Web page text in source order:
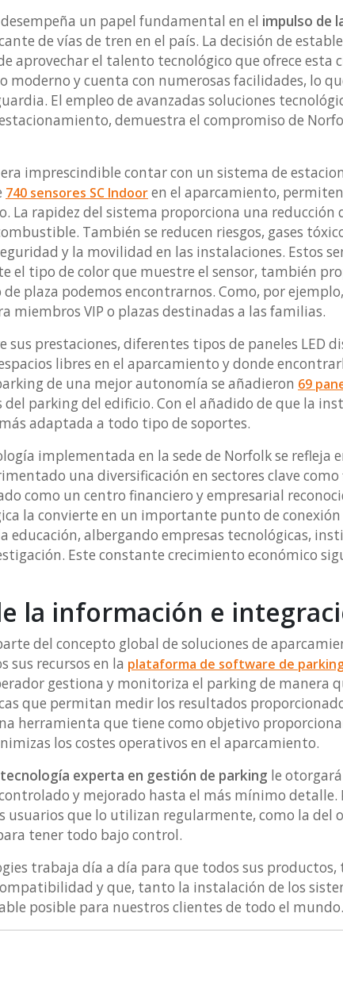
un papel fundamental en el impulso de
de vías de tren en el país. La decisión de
aprovechar el talento tecnológico que ofrece esta
moderno y cuenta con numerosas facilidades, lo
El empleo de avanzadas soluciones
demuestra el compromiso de
imprescindible contar con un sistema de
740 sensores SC Indooren el aparcamiento,
La rapidez del sistema proporciona una reducción
También se reducen riesgos, gases
y la movilidad en las instalaciones. Estos
el tipo de color que muestre el sensor, también
plaza podemos encontrarnos. Como, por
miembros VIP o plazas destinadas a las familias.
prestaciones, diferentes tipos de paneles LED
libres en el aparcamiento y donde
de una mejor autonomía se añadieron 69
parking del edificio. Con el añadido de que la
adaptada a todo tipo de soportes.
implementada en la sede de Norfolk se refleja
una diversificación en sectores clave
como un centro financiero y empresarial
la convierte en un importante punto de
educación, albergando empresas tecnológicas,
Este constante crecimiento económico
la información e
del concepto global de soluciones de
sus recursos en la plataforma de software de
gestiona y monitoriza el parking de manera
que permitan medir los resultados
herramienta que tiene como objetivo
los costes operativos en el aparcamiento.
tecnología experta en gestión de parking le
y mejorado hasta el más mínimo detalle.
usuarios que lo utilizan regularmente, como la del
tener todo bajo control.
trabaja día a día para que todos sus productos,
y que, tanto la instalación de los
posible para nuestros clientes de todo el mundo.